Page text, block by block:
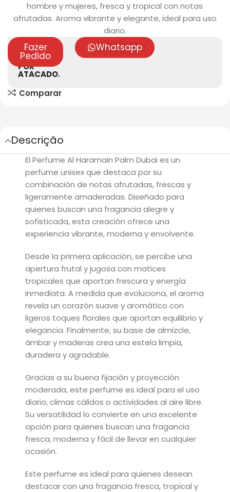
hombre y mujeres, fresca y tropical con notas
afrutadas. Aroma vibrante y elegante, ideal para uso
diario.
VENDAS
SOMENTE
POR
ATACADO.
Fazer
Pedido
Whatsapp
Comparar
Descrição
El Perfume Al Haramain Palm Dubai es un
perfume unisex que destaca por su
combinación de notas afrutadas, frescas y
ligeramente amaderadas. Diseñado para
quienes buscan una fragancia alegre y
sofisticada, esta creación ofrece una
experiencia vibrante, moderna y envolvente.
Desde la primera aplicación, se percibe una
apertura frutal y jugosa con matices
tropicales que aportan frescura y energía
inmediata. A medida que evoluciona, el aroma
revela un corazón suave y aromático con
ligeros toques florales que aportan equilibrio y
elegancia. Finalmente, su base de almizcle,
ámbar y maderas crea una estela limpia,
duradera y agradable.
Gracias a su buena fijación y proyección
moderada, este perfume es ideal para el uso
diario, climas cálidos o actividades al aire libre.
Su versatilidad lo convierte en una excelente
opción para quienes buscan una fragancia
fresca, moderna y fácil de llevar en cualquier
ocasión.
Este perfume es ideal para quienes desean
destacar con una fragancia fresca, tropical y